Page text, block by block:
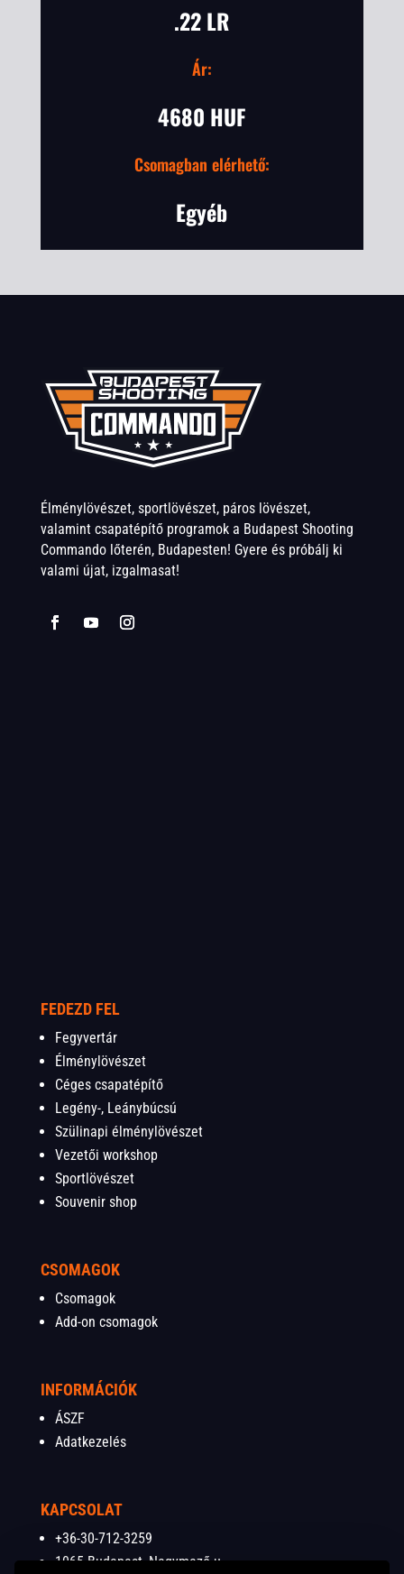
.22 LR
Ár:
4680 HUF
Csomagban elérhető:
Egyéb
Élménylövészet, sportlövészet, páros lövészet,
valamint csapatépítő programok a Budapest Shooting
Commando lőterén, Budapesten! Gyere és próbálj ki
valami újat, izgalmasat!
FEDEZD FEL
Fegyvertár
Élménylövészet
Céges csapatépítő
Legény-, Leánybúcsú
Szülinapi élménylövészet
Vezetői workshop
Sportlövészet
Souvenir shop
CSOMAGOK
Csomagok
Add-on csomagok
INFORMÁCIÓK
ÁSZF
Adatkezelés
KAPCSOLAT
+36-30-712-3259
1065 Budapest, Nagymező u.